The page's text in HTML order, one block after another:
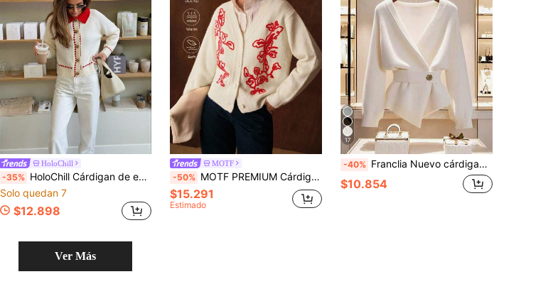
HoloChill
-35% HoloChill Cárdigan de estilo casual para mujeres jóvenes influencer con cuello de botones de color contrastante, cárdigan de punto para mujer, diseño de cuello y botones de color contrastante, top de manga larga con ajuste regular, adecuado para usar en otoño/invierno, cárdigan de otoño, regreso a la escuela, bienvenida de otoño/invierno
Solo quedan 7
$12.898
MOTF
-50% MOTF PREMIUM Cárdigan con cuello en V, abotonadura y bordado de plantas, para otoño e invierno
$15.291
Estimado
17
-40% Franclia Nuevo cárdigan blanco elegante y versátil de alta calidad para mujer, apto para otoño/invierno
$10.854
Ver Más